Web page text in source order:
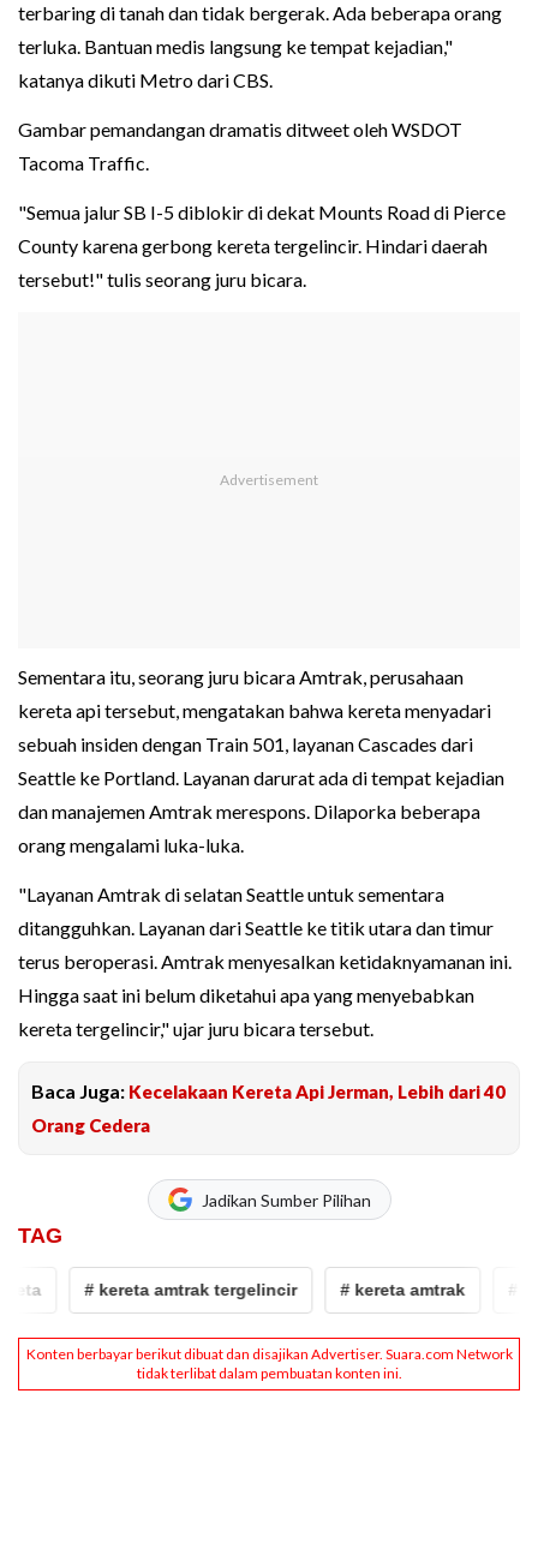
terbaring di tanah dan tidak bergerak. Ada beberapa orang
terluka. Bantuan medis langsung ke tempat kejadian,"
katanya dikuti Metro dari CBS.
Gambar pemandangan dramatis ditweet oleh WSDOT
Tacoma Traffic.
"Semua jalur SB I-5 diblokir di dekat Mounts Road di Pierce
County karena gerbong kereta tergelincir. Hindari daerah
tersebut!" tulis seorang juru bicara.
Sementara itu, seorang juru bicara Amtrak, perusahaan
kereta api tersebut, mengatakan bahwa kereta menyadari
sebuah insiden dengan Train 501, layanan Cascades dari
Seattle ke Portland. Layanan darurat ada di tempat kejadian
dan manajemen Amtrak merespons. Dilaporka beberapa
orang mengalami luka-luka.
"Layanan Amtrak di selatan Seattle untuk sementara
ditangguhkan. Layanan dari Seattle ke titik utara dan timur
terus beroperasi. Amtrak menyesalkan ketidaknyamanan ini.
Hingga saat ini belum diketahui apa yang menyebabkan
kereta tergelincir," ujar juru bicara tersebut.
Baca Juga: Kecelakaan Kereta Api Jerman, Lebih dari 40
Orang Cedera
Jadikan Sumber Pilihan
TAG
# kereta amtrak tergelincir # kereta amtrak #